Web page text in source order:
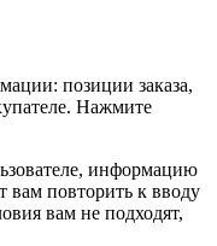
позиции заказа,
Нажмите
информацию
вам повторить к вводу
вам не подходят,